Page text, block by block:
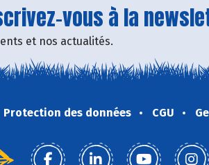
vous à la
et nos actualités.
Protection des données CGU